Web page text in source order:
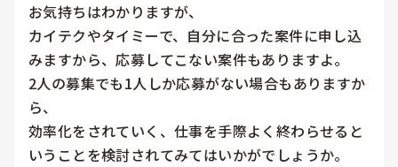
お気持ちはわかりますが、
カイテクやタイミーで、自分に合った案件に申し込
みますから、応募してこない案件もありますよ。
2人の募集でも1人しか応募がない場合もありますか
ら、
効率化をされていく、仕事を手際よく終わらせると
いうことを検討されてみてはいかがでしょうか。